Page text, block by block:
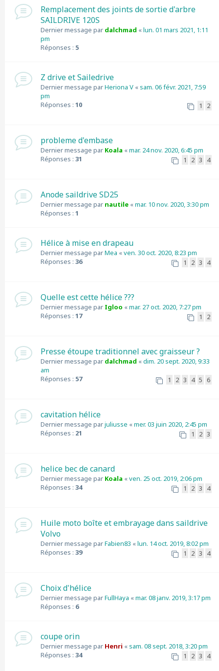
Remplacement des joints de sortie d'arbre
SAILDRIVE 120S
Dernier message par dalchmad «lun. 01 mars 2021, 1:11
pm
Réponses : 5
Z drive et Sailedrive
Dernier message parHeriona V «sam. 06 févr. 2021, 7:59
pm
Réponses : 10 1 2
probleme d'embase
Dernier message par Koala «mar. 24 nov. 2020, 6:45 pm
Réponses : 31 1 2 3 4
Anode saildrive SD25
Dernier message par nautile «mar. 10 nov. 2020, 3:30 pm
Réponses : 1
Hélice à mise en drapeau
Dernier message parMea «ven. 30 oct. 2020, 8:23 pm
Réponses : 36 1 2 3 4
Quelle est cette hélice ???
Dernier message par Igloo «mar. 27 oct. 2020, 7:27 pm
Réponses : 17 1 2
Presse étoupe traditionnel avec graisseur ?
Dernier message par dalchmad «dim. 20 sept. 2020, 9:33
am
Réponses : 57 1 2 3 4 5 6
cavitation hélice
Dernier message parjuliusse «mer. 03 juin 2020, 2:45 pm
Réponses : 21 1 2 3
helice bec de canard
Dernier message par Koala «ven. 25 oct. 2019, 2:06 pm
Réponses : 34 1 2 3 4
Huile moto boîte et embrayage dans saildrive
Volvo
Dernier message parFabien83 «lun. 14 oct. 2019, 8:02 pm
Réponses : 39 1 2 3 4
Choix d'hélice
Dernier message parFullHaya «mar. 08 janv. 2019, 3:17 pm
Réponses : 6
coupe orin
Dernier message par Henri «sam. 08 sept. 2018, 3:20 pm
Réponses : 34 1 2 3 4